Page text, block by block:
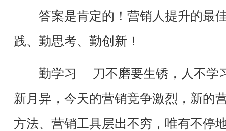
答案是肯定的！营销人提升的最
践、勤思考、勤创新！
勤学习 刀不磨要生锈，人不学习
新月异，今天的营销竞争激烈，新的
方法、营销工具层出不穷，唯有不停